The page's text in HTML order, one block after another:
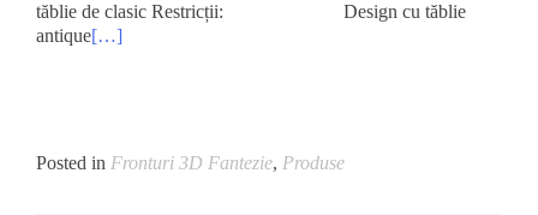
tăblie de clasic Restricții: Design cu tăblie
antique[…]
Posted in Fronturi 3D Fantezie, Produse